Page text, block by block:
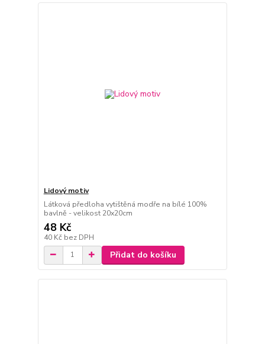
Lidový motiv
Látková předloha vytištěná modře na bílé 100%
bavlně - velikost 20x20cm
48 Kč
40 Kč bez DPH
Přidat do košíku